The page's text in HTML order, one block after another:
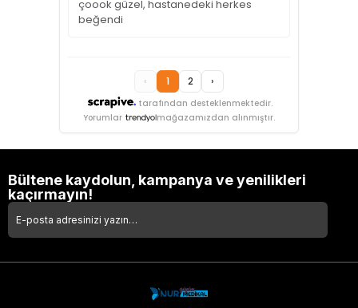
çoook güzel, hastanedeki herkes
beğendi
tarafından desteklenmektedir.
‹ 1 2 ›
Yorumlar mağazamızdan alınmıştır.
Bültene kaydolun, kampanya ve yenilikleri
kaçırmayın!